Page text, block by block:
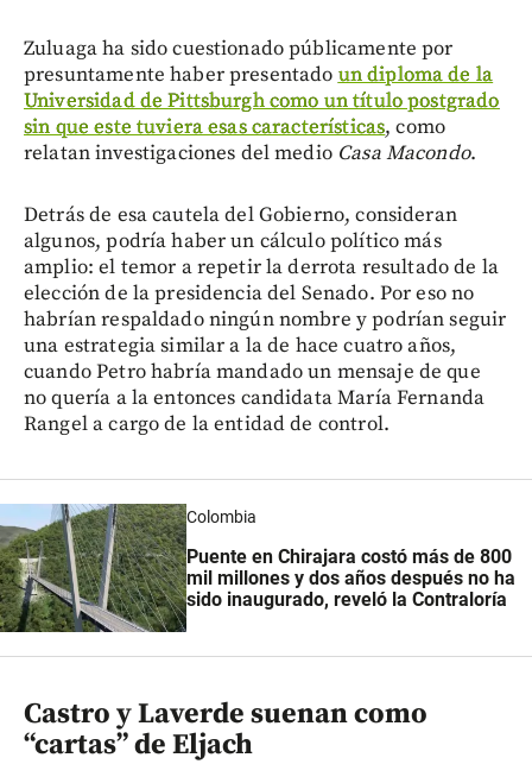
Zuluaga ha sido cuestionado públicamente por
presuntamente haber presentado un diploma de la
Universidad de Pittsburgh como un título postgrado
sin que este tuviera esas características, como
relatan investigaciones del medio Casa Macondo.
Detrás de esa cautela del Gobierno, consideran
algunos, podría haber un cálculo político más
amplio: el temor a repetir la derrota resultado de la
elección de la presidencia del Senado. Por eso no
habrían respaldado ningún nombre y podrían seguir
una estrategia similar a la de hace cuatro años,
cuando Petro habría mandado un mensaje de que
no quería a la entonces candidata María Fernanda
Rangel a cargo de la entidad de control.
Colombia
Puente en Chirajara costó más de 800
mil millones y dos años después no ha
sido inaugurado, reveló la Contraloría
Castro y Laverde suenan como
“cartas” de Eljach